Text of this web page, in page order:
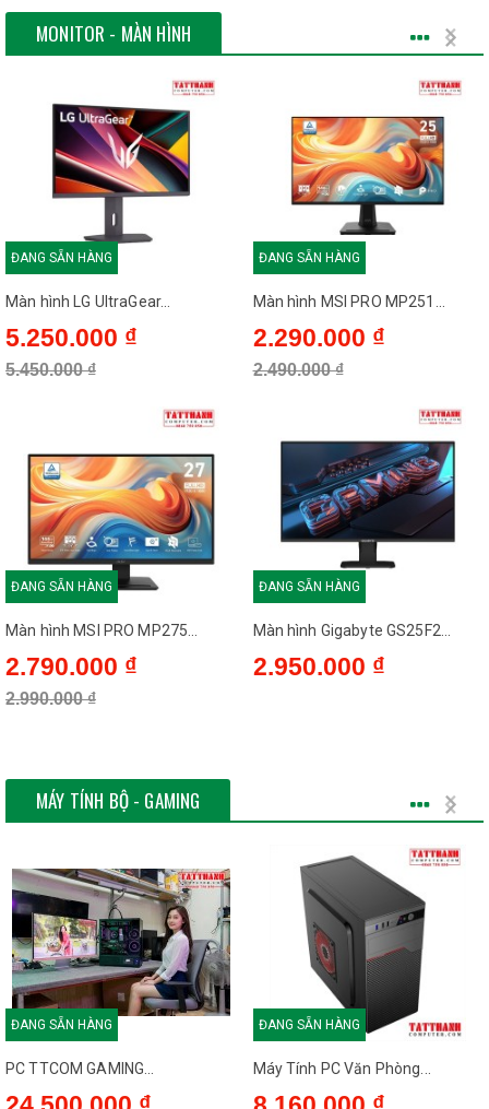
MONITOR - MÀN HÌNH
ĐANG SẴN HÀNG
Màn hình LG UltraGear...
5.250.000 ₫
5.450.000 ₫
ĐANG SẴN HÀNG
Màn hình MSI PRO MP275...
2.790.000 ₫
2.990.000 ₫
ĐANG SẴN HÀNG
Màn hình MSI PRO MP251...
2.290.000 ₫
2.490.000 ₫
ĐANG SẴN HÀNG
Màn hình Gigabyte GS25F2...
2.950.000 ₫
MÁY TÍNH BỘ - GAMING
ĐANG SẴN HÀNG
PC TTCOM GAMING...
ĐANG SẴN HÀNG
Máy Tính PC Văn Phòng...